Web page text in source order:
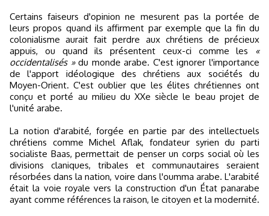
Certains faiseurs d'opinion ne mesurent pas la portée de
leurs propos quand ils affirment par exemple que la fin du
colonialisme aurait fait perdre aux chrétiens de précieux
appuis, ou quand ils présentent ceux-ci comme les
«
occidentalisés »du monde arabe. C'est ignorer l'importance
de l'apport idéologique des chrétiens aux sociétés du
Moyen-Orient. C'est oublier que les élites chrétiennes ont
conçu et porté au milieu du XXe siècle le beau projet de
l'unité arabe.
La notion d'arabité, forgée en partie par des intellectuels
chrétiens comme Michel Aflak, fondateur syrien du parti
socialiste Baas, permettait de penser un corps social où les
divisions claniques, tribales et communautaires seraient
résorbées dans la nation, voire dans l'oumma arabe. L'arabité
était la voie royale vers la construction d'un État panarabe
ayant comme références la raison, le citoyen et la modernité.